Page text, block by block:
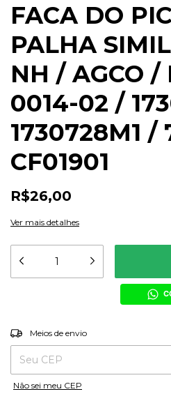
FACA DO
PALHA
NH / AGCO /
0014-02 /
1730728M1 /
CF01901
R$26,00
Ver mais detalhes
Entregas para o CEP:
Meios de envio
Não sei meu CEP